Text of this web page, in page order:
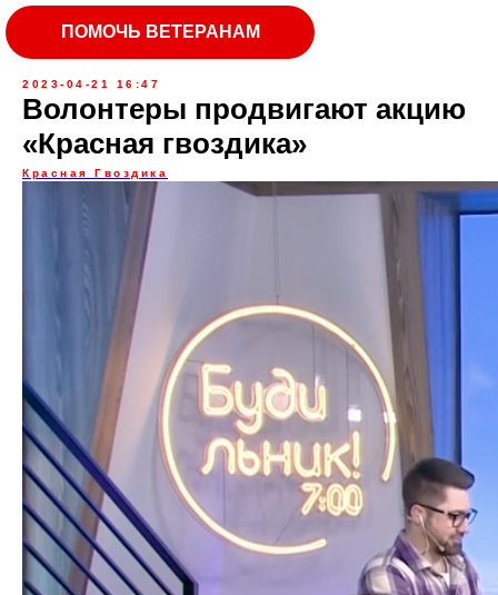
ПОМОЧЬ ВЕТЕРАНАМ
2023-04-21 16:47
Волонтеры продвигают акцию
«Красная гвоздика»
Красная Гвоздика